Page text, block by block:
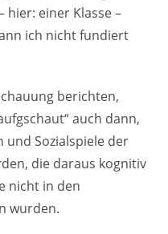
hier: einer Klasse –
ich nicht fundiert
berichten,
auch dann,
Sozialspiele der
die daraus kognitiv
nicht in den
wurden.